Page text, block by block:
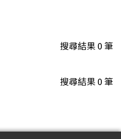
搜尋結果0筆
搜尋結果0筆